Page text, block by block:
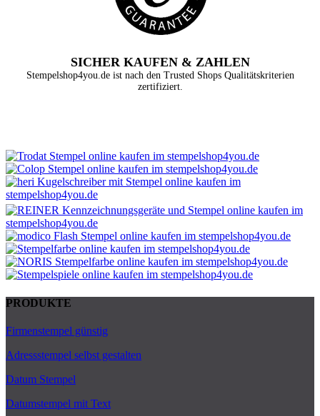
SICHER KAUFEN & ZAHLEN
Stempelshop4you.de ist nach den Trusted Shops Qualitätskriterien
zertifiziert.
PRODUKTE
Firmenstempel günstig
Adressstempel selbst gestalten
Datum Stempel
Datumstempel mit Text